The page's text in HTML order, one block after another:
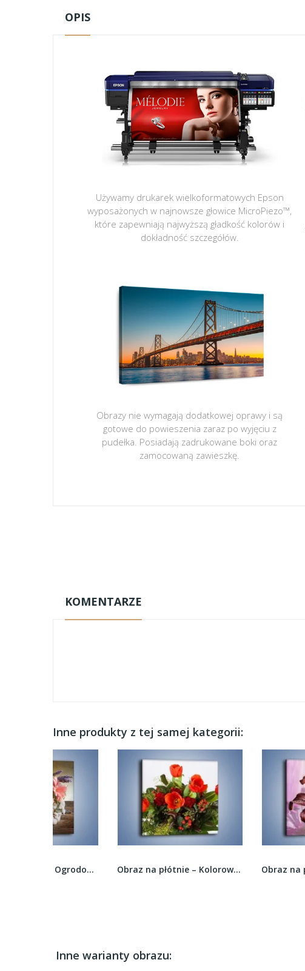
OPIS
Używamy drukarek wielkoformatowych Epson
wyposażonych w najnowsze głowice MicroPiezo™,
które zapewniają najwyższą gładkość kolorów i
dokładność szczegółów.
Obrazy nie wymagają dodatkowej oprawy i są
gotowe do powieszenia zaraz po wyjęciu z
pudełka. Posiadają zadrukowane boki oraz
zamocowaną zawieszkę.
KOMENTARZE
Inne produkty z tej samej kategorii:
Obraz na płótnie – Kolorowy bukiecik do małej...
Inne warianty obrazu: